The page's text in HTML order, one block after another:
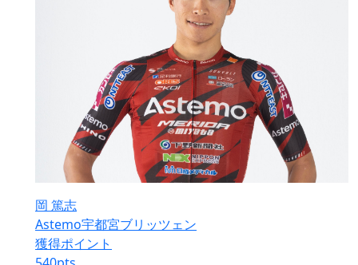
岡 篤志
Astemo宇都宮ブリッツェン
獲得ポイント